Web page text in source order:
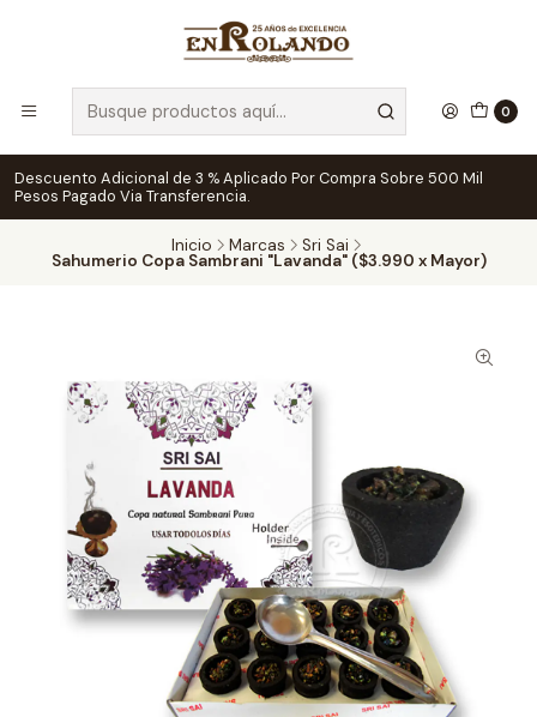
0
Descuento Adicional de 3 % Aplicado Por Compra Sobre 500 Mil
Pesos Pagado Via Transferencia.
Inicio Marcas Sri Sai
Sahumerio Copa Sambrani "Lavanda" ($3.990 x Mayor)